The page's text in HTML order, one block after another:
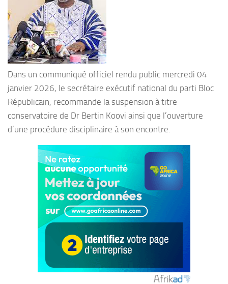
Dans un communiqué officiel rendu public mercredi 04
janvier 2026, le secrétaire exécutif national du parti Bloc
Républicain, recommande la suspension à titre
conservatoire de Dr Bertin Koovi ainsi que l’ouverture
d’une procédure disciplinaire à son encontre.